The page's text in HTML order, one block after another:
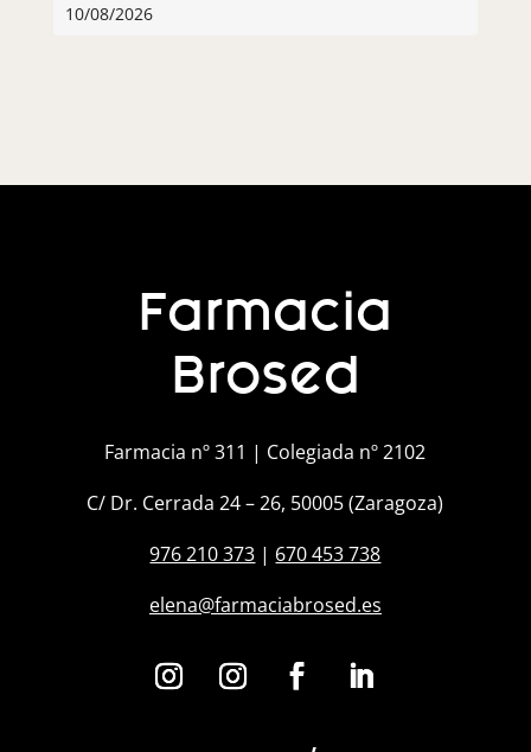
10/08/2026
Farmacia
Brosed
Farmacia nº 311 | Colegiada nº 2102
C/ Dr. Cerrada 24 – 26, 50005 (Zaragoza)
976 210 373 | 670 453 738
elena@farmaciabrosed.es